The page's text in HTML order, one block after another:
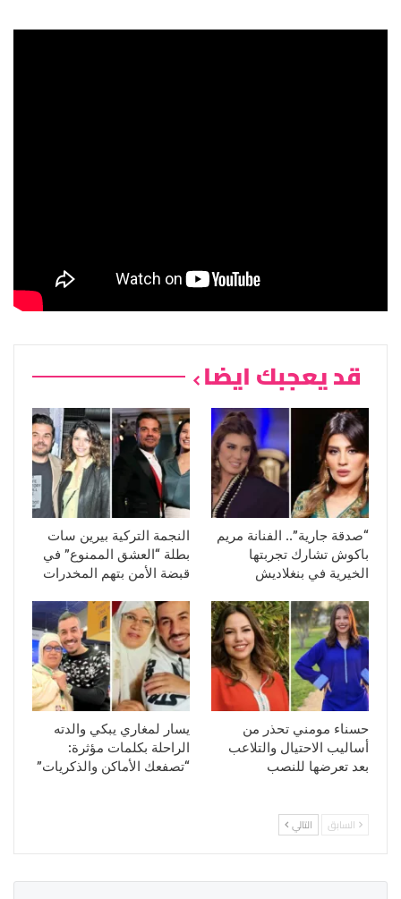
قد يعجبك ايضا
“صدقة جارية”.. الفنانة مريم
باكوش تشارك تجربتها
الخيرية في بنغلاديش
النجمة التركية بيرين سات
بطلة “العشق الممنوع” في
قبضة الأمن بتهم المخدرات
حسناء مومني تحذر من
أساليب الاحتيال والتلاعب
بعد تعرضها للنصب
يسار لمغاري يبكي والدته
الراحلة بكلمات مؤثرة:
“تصفعك الأماكن والذكريات”
السابق التالي